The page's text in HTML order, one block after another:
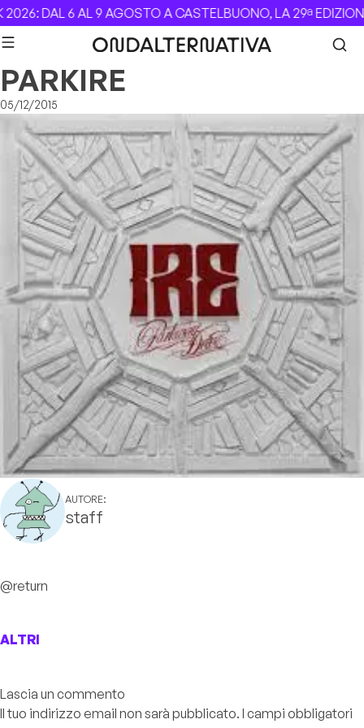
Skip to content
DAL 6 AL 9 AGOSTO A CASTELBUONO, LA 29ª
PARKIRE
05/12/2015
AUTORE:
staff
@return
ALTRI
Lascia un commento
Il tuo indirizzo email non sarà pubblicato. I campi obbligatori